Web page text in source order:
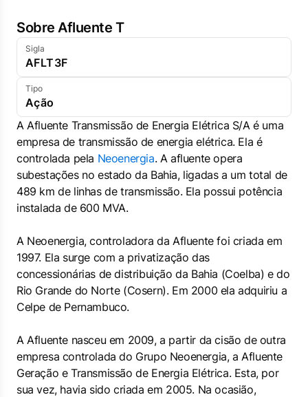
Sobre Afluente T
Sigla
AFLT3F
Tipo
Ação
A Afluente Transmissão de Energia Elétrica S/A é uma
empresa de transmissão de energia elétrica. Ela é
controlada pela Neoenergia. A afluente opera
subestações no estado da Bahia, ligadas a um total de
489 km de linhas de transmissão. Ela possui potência
instalada de 600 MVA.
A Neoenergia, controladora da Afluente foi criada em
1997. Ela surge com a privatização das
concessionárias de distribuição da Bahia (Coelba) e do
Rio Grande do Norte (Cosern). Em 2000 ela adquiriu a
Celpe de Pernambuco.
A Afluente nasceu em 2009, a partir da cisão de outra
empresa controlada do Grupo Neoenergia, a Afluente
Geração e Transmissão de Energia Elétrica. Esta, por
sua vez, havia sido criada em 2005. Na ocasião,